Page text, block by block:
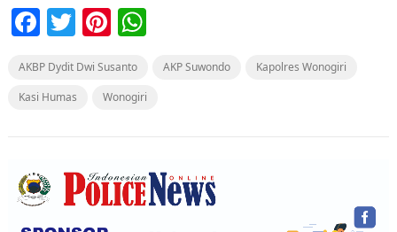
F
c
e
o
o
k
T
itt
er
Pi
er
e
W
at
s
p
p
AKBP Dydit Dwi Susanto AKP Suwondo
Kapolres Wonogiri
Kasi Humas
Wonogiri